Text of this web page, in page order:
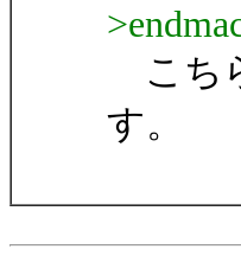
こち
す。